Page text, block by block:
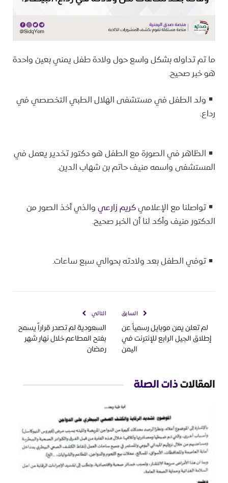
ما تم تداوله بشكل واسع حول ولادة طفل يمني بعين واحدة
هو خبر صحيح.
ولد الطفل في مستشفى الهلال الطبي التخصصي في
رداع.
الظاهر في الصورة مع الطفل هو دكتور تخدير يعمل في
المستشفى واسمه منيف حاتم بن شهاب الدين.
تواصلنا مع الإعلاميكريم زارعيوالذي أخذ الصور من
الدكتور منيف وأكد لنا أن الخبر صحيح.
توفي الطفل بعد ولادته بحوالي سبع ساعات.
السابق
لم تعلن يمن موبايل رسمياً عن
إطلاق الجيل الرابع للإنترنت في
اليمن
التالي
السعودية لم تصدر قراراً يسمح
بفتح المطاعم خلال نهار شهر
رمضان
المقالاتذات الصلة